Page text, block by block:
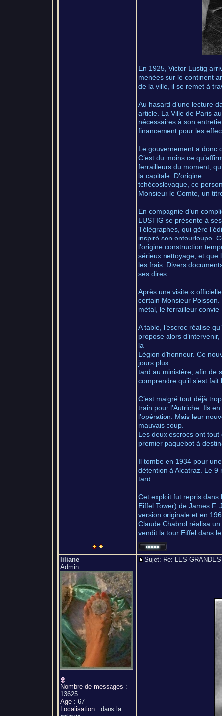
En 1925, Victor Lustig
menées sur le continent
de la ville, il se remet à
Au hasard d’une lecture
article. La Ville de Paris
nécessaires à son
financement pour les
Le gouvernement a donc
C’est du moins ce
ferrailleurs du moment,
la capitale. D’origine
tchécoslovaque, ce
Monsieur le Comte, un
En compagnie d’un
LUSTIG se présente à
Télégraphes, qui gère
inspiré son entourloupe.
l'origine construction
sérieux nettoyage, et que
les frais. Divers
ses dires.
Après une visite «
certain Monsieur
métal, le ferrailleur
A table, l’escroc réalise
propose alors
la
Légion d’honneur. Ce
jours plus
tard au ministère, afin de
comprendre qu’il s’est fait
C’est malgré tout déjà
train pour l’Autriche. Ils
l’opération. Mais leur
mauvais coup.
Les deux escrocs ont
premier paquebot à
Il tombe en 1934 pour
détention à Alcatraz. Le 9
tard.
Cet exploit fut repris dans
Eiffel Tower) de James F.
version originale et en
Claude Chabrol réalisa
vendit la tour Eiffel dans
liliane
Admin
Nombre de messages :
13625
Age: 67
Localisation: dans la
Sujet: Re: LES